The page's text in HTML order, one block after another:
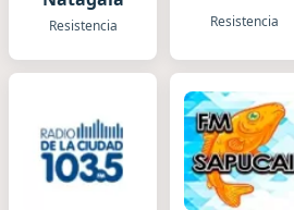
Resistencia Resistencia